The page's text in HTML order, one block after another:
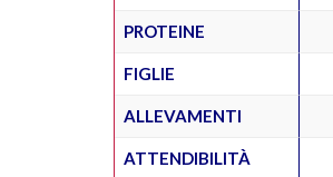
PROTEINE
FIGLIE
ALLEVAMENTI
ATTENDIBILITÀ